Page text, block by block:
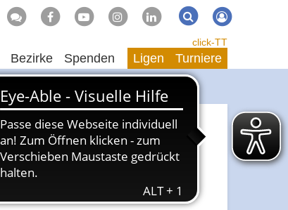
Suche Suchen
Bezirke Spenden
click-TT
Ligen Turniere